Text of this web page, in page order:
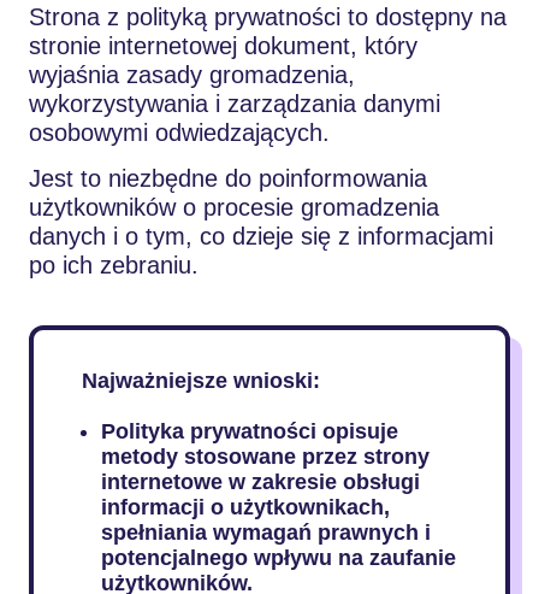
Strona z polityką prywatności to dostępny na
stronie internetowej dokument, który
wyjaśnia zasady gromadzenia,
wykorzystywania i zarządzania danymi
osobowymi odwiedzających.
Jest to niezbędne do poinformowania
użytkowników o procesie gromadzenia
danych i o tym, co dzieje się z informacjami
po ich zebraniu.
Najważniejsze wnioski:
Polityka prywatności opisuje
metody stosowane przez strony
internetowe w zakresie obsługi
informacji o użytkownikach,
spełniania wymagań prawnych i
potencjalnego wpływu na zaufanie
użytkowników.